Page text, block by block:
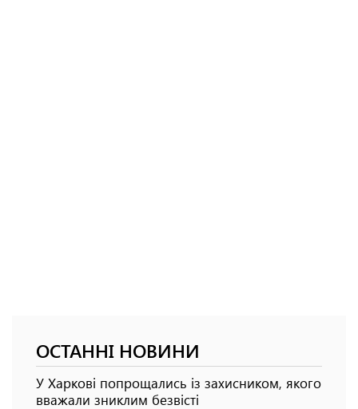
ОСТАННІ НОВИНИ
У Харкові попрощались із захисником, якого
вважали зниклим безвісті